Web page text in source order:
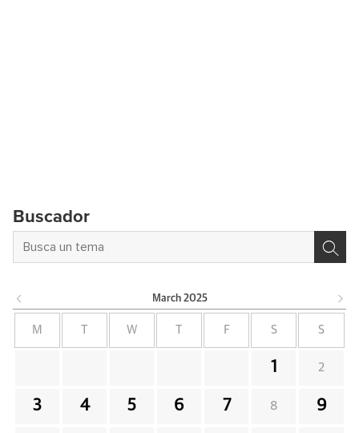
Buscador
March 2025
M W F S S
1 2
3 4 5 6 7 8 9